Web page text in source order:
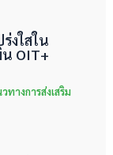
งใสใน
OIT+
างการส่งเสริม